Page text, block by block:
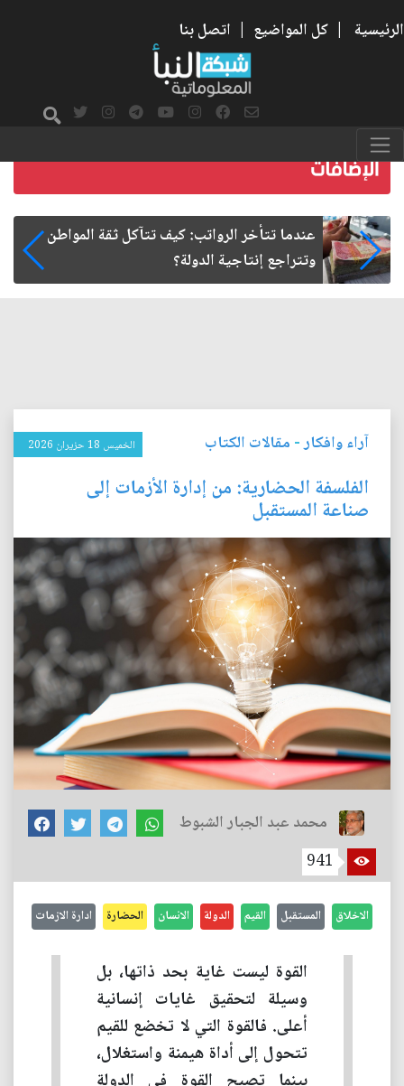
الرئيسية | كل المواضيع | اتصل بنا
صمت الطريق بعد الأربعين
آراء وافكار- مقالات الكتاب الخميس 18 حزيران 2026
الفلسفة الحضارية: من إدارة الأزمات إلى
صناعة المستقبل
محمد عبد الجبار الشبوط
941
الاخلاق المستقبل القيم الدولة الانسان الحضارة ادارة الازمات
القوة ليست غاية بحد ذاتها، بل
وسيلة لتحقيق غايات إنسانية
أعلى. فالقوة التي لا تخضع للقيم
تتحول إلى أداة هيمنة واستغلال،